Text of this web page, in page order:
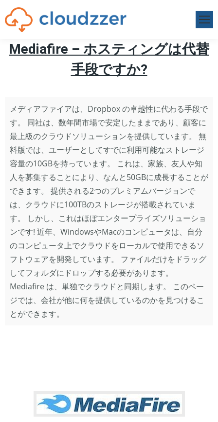
Mediafire – ホスティングは代替
手段ですか?
メディアファイアは、Dropbox の卓越性に代わる手段で
す。 同社は、数年間市場で安定したままであり、顧客に
最上級のクラウドソリューションを提供しています。 無
料版では、ユーザーとしてすでに利用可能なストレージ
容量の10GBを持っています。 これは、家族、友人や知
人を募集することにより、なんと50GBに成長することが
できます。 提供される2つのプレミアムバージョンで
は、クラウドに100TBのストレージが搭載されていま
す。 しかし、これはほぼエンタープライズソリューショ
ンです! 近年、WindowsやMacのコンピュータは、自分
のコンピュータ上でクラウドをローカルで使用できるソ
フトウェアを開発しています。 ファイルだけをドラッグ
してフォルダにドロップする必要があります。
Mediafire は、単独でクラウドと同期します。 このペー
ジでは、会社が他に何を提供しているのかを見つけるこ
とができます。